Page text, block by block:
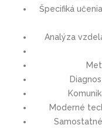
Špecifiká
Analýza
Moderné